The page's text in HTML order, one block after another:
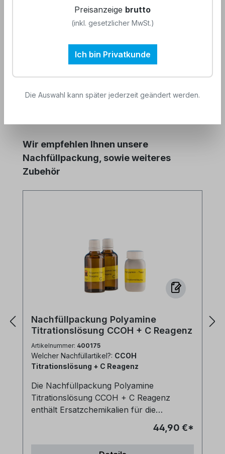
Das CCOH Polyamine-Testbesteck dient zur
Bestimmung der Polyamin-Konzentration im
Kreislaufwasser. Bei dem Polyami…Mehr
Produktgalerie überspringen
Wir empfehlen Ihnen unsere
Nachfüllpackung, sowie weiteres
Zubehör
Nachfüllpackung Polyamine
Titrationslösung CCOH + C Reagenz
Artikelnummer: 400175
Welcher Nachfüllartikel?: CCOH
Titrationslösung + C Reagenz
Die Nachfüllpackung Polyamine
Titrationslösung CCOH + C Reagenz
enthält Ersatzchemikalien für die
Ersatzreagenz für die Polyamine Titration
– einfach nachfüllen Diese
44,90 €*
Preisanzeige brutto
(inkl. gesetzlicher MwSt.)
Ich bin Privatkunde
Die Auswahl kann später jederzeit geändert werden.